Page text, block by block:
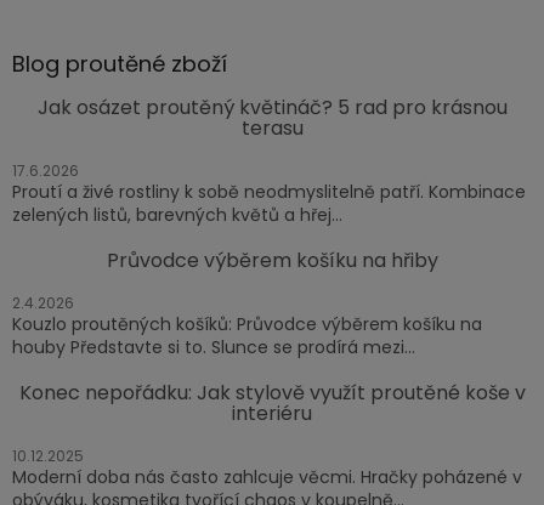
Blog proutěné zboží
Jak osázet proutěný květináč? 5 rad pro krásnou
terasu
17.6.2026
Proutí a živé rostliny k sobě neodmyslitelně patří. Kombinace
zelených listů, barevných květů a hřej...
Průvodce výběrem košíku na hřiby
2.4.2026
Kouzlo proutěných košíků: Průvodce výběrem košíku na
houby Představte si to. Slunce se prodírá mezi...
Konec nepořádku: Jak stylově využít proutěné koše v
interiéru
10.12.2025
Moderní doba nás často zahlcuje věcmi. Hračky poházené v